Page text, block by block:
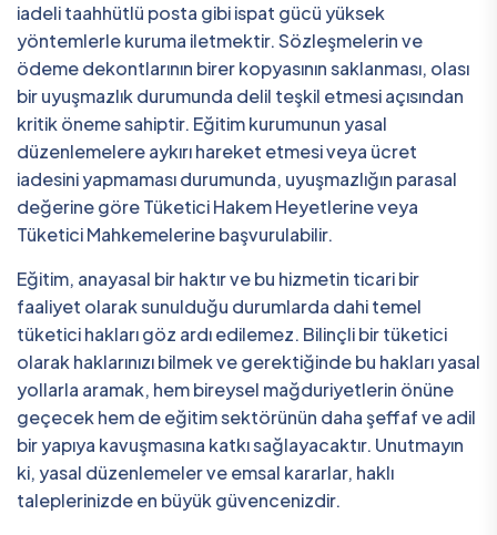
iadeli taahhütlü posta gibi ispat gücü yüksek
yöntemlerle kuruma iletmektir. Sözleşmelerin ve
ödeme dekontlarının birer kopyasının saklanması, olası
bir uyuşmazlık durumunda delil teşkil etmesi açısından
kritik öneme sahiptir. Eğitim kurumunun yasal
düzenlemelere aykırı hareket etmesi veya ücret
iadesini yapmaması durumunda, uyuşmazlığın parasal
değerine göre Tüketici Hakem Heyetlerine veya
Tüketici Mahkemelerine başvurulabilir.
Eğitim, anayasal bir haktır ve bu hizmetin ticari bir
faaliyet olarak sunulduğu durumlarda dahi temel
tüketici hakları göz ardı edilemez. Bilinçli bir tüketici
olarak haklarınızı bilmek ve gerektiğinde bu hakları yasal
yollarla aramak, hem bireysel mağduriyetlerin önüne
geçecek hem de eğitim sektörünün daha şeffaf ve adil
bir yapıya kavuşmasına katkı sağlayacaktır. Unutmayın
ki, yasal düzenlemeler ve emsal kararlar, haklı
taleplerinizde en büyük güvencenizdir.